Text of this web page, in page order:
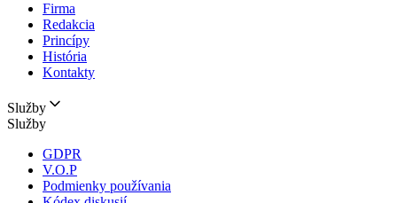
Firma
Redakcia
Princípy
História
Kontakty
Služby
Služby
GDPR
V.O.P
Podmienky používania